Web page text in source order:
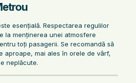
esențială. Respectarea regulilor
la menținerea unei atmosfere
toți pasagerii. Se recomandă să
aproape, mai ales în orele de vârf,
neplăcute.